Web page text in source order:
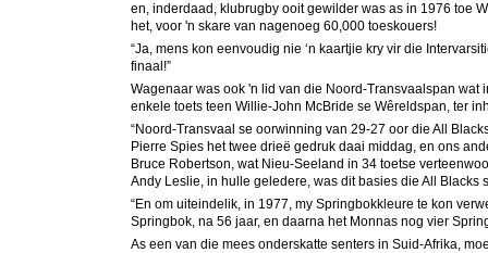
en, inderdaad, klubrugby ooit gewilder was as in 1976 toe
het, voor 'n skare van nagenoeg 60,000 toeskouers!
“Ja, mens kon eenvoudig nie ‘n kaartjie kry vir die
finaal!”
Wagenaar was ook 'n lid van die Noord-Transvaalspan wat
enkele toets teen Willie-John McBride se Wêreldspan, ter
“Noord-Transvaal se oorwinning van 29-27 oor die All
Pierre Spies het twee drieë gedruk daai middag, en ons
Bruce Robertson, wat Nieu-Seeland in 34 toetse
Andy Leslie, in hulle geledere, was dit basies die All Blacks
“En om uiteindelik, in 1977, my Springbokkleure te kon
Springbok, na 56 jaar, en daarna het Monnas nog vier
As een van die mees onderskatte senters in Suid-Afrika,